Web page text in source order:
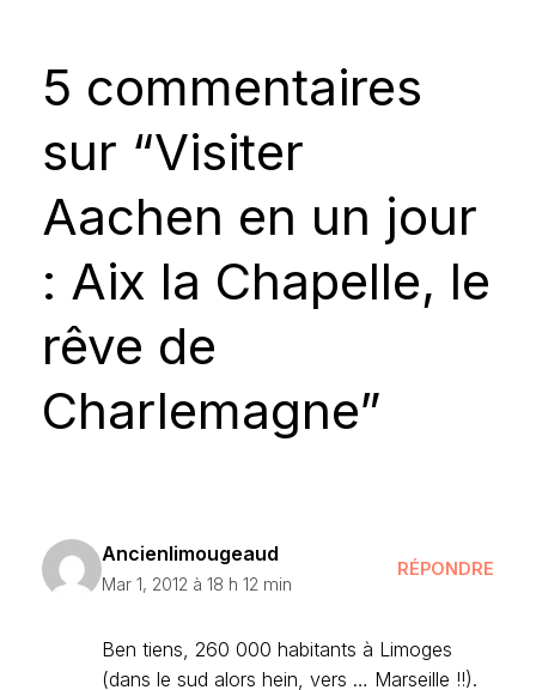
5 commentaires
sur “Visiter
Aachen en un jour
: Aix la Chapelle, le
rêve de
Charlemagne”
Ancienlimougeaud
Mar 1, 2012 à 18 h 12 min
RÉPONDRE
Ben tiens, 260 000 habitants à Limoges
(dans le sud alors hein, vers … Marseille !!).